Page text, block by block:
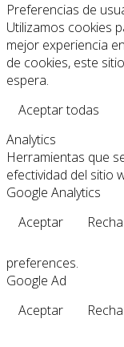
Preferencias de
Utilizamos cookies
mejor experiencia
de cookies, este
espera.
Aceptar todas
Analytics
Herramientas que
efectividad del sitio
Google Analytics
Aceptar
preferences.
Google Ad
Aceptar